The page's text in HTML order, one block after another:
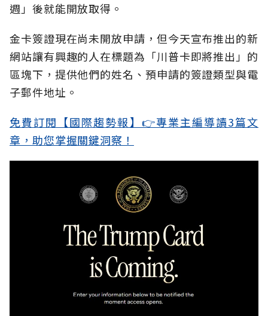
週」後就能開放取得。
金卡簽證現在尚未開放申請，但今天宣布推出的新
網站讓有興趣的人在標題為「川普卡即將推出」的
區塊下，提供他們的姓名、預申請的簽證類型與電
子郵件地址。
免費訂閱【國際趨勢報】👉專業主編導讀3篇文
章，助您掌握關鍵洞察！